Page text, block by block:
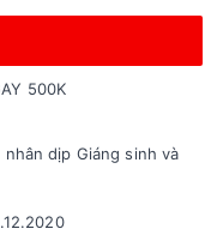
500K
dịp Giáng sinh và